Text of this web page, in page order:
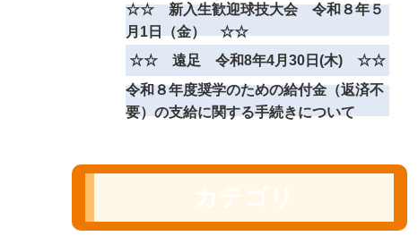
☆☆ 新入生歓迎球技大会 令和８年５
月1日（金） ☆☆
☆☆ 遠足 令和8年4月30日(木) ☆☆
令和８年度奨学のための給付金（返済不
要）の支給に関する手続きについて